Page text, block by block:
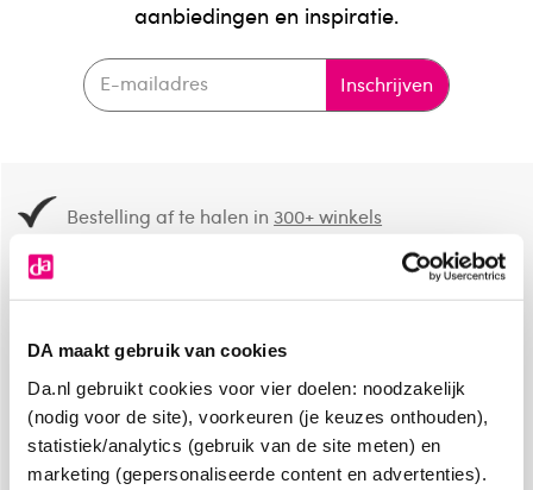
DA maakt gebruik van cookies
Da.nl gebruikt cookies voor vier doelen: noodzakelijk
(nodig voor de site), voorkeuren (je keuzes onthouden),
statistiek/analytics (gebruik van de site meten) en
marketing (gepersonaliseerde content en advertenties).
aanbiedingen en inspiratie.
Inschrijven
Bestelling af te halen in300+ winkels
8.6 uit4.106 reviews
Over DA
Klantenservice